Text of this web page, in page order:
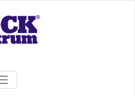
Rock Centrum
Ten pravý zvuk pre Vás!
TOGGLE
NAVIGATION